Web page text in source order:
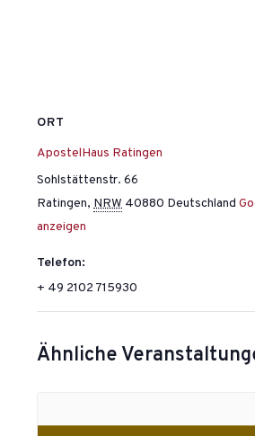
ORT
ApostelHaus Ratingen
Sohlstättenstr. 66
Ratingen, NRW 40880 Deutschland
anzeigen
Telefon:
+ 49 2102 715930
Ähnliche